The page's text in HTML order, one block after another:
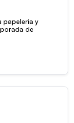
papelería y
de